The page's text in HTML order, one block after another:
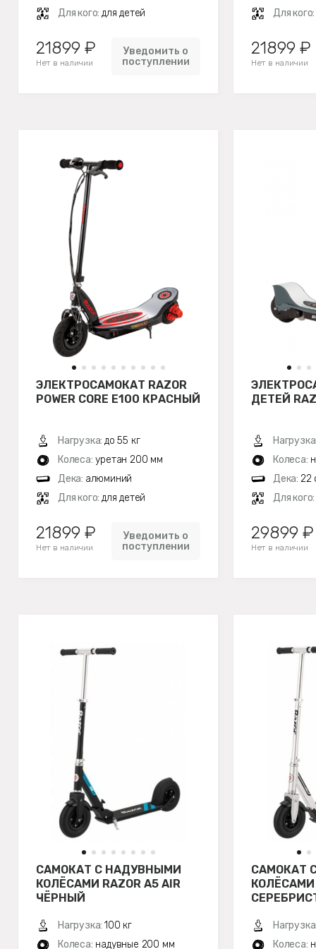
Для кого: для детей
21899 ₽
Нет в наличии
Уведомить о
поступлении
Для кого:
21899 ₽
Нет в наличии
ЭЛЕКТРОСАМОКАТ RAZOR
POWER CORE E100 КРАСНЫЙ
Нагрузка: до 55 кг
Колеса: уретан 200 мм
Дека: алюминий
Для кого: для детей
21899 ₽
Нет в наличии
Уведомить о
поступлении
ДЕТЕЙ
Колеса:
Дека: 22
Для кого:
29899 ₽
Нет в наличии
САМОКАТ С НАДУВНЫМИ
КОЛЁСАМИ RAZOR A5 AIR
ЧЁРНЫЙ
Нагрузка: 100 кг
Колеса: надувные 200 мм
САМОКАТ
КОЛЁСАМИ
Колеса: